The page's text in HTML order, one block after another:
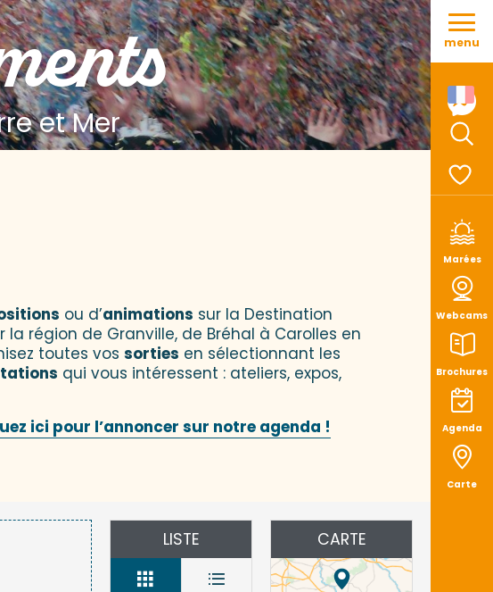
Aller
contenu
Marées
Webcams
Brochures
Agenda
Carte
menu
et Mer
ou d’animations sur la Destination
région de Granville, de Bréhal à Carolles en
toutes vos sorties en sélectionnant les
qui vous intéressent : ateliers, expos,
ici pour l’annoncer sur notre agenda !
LISTE CARTE